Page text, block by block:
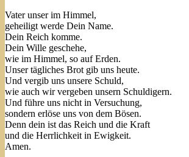
Vater unser im Himmel,
geheiligt werde Dein Name.
Dein Reich komme.
Dein Wille geschehe,
wie im Himmel, so auf Erden.
Unser tägliches Brot gib uns heute.
Und vergib uns unsere Schuld,
wie auch wir vergeben unsern Schuldigern.
Und führe uns nicht in Versuchung,
sondern erlöse uns von dem Bösen.
Denn dein ist das Reich und die Kraft
und die Herrlichkeit in Ewigkeit.
Amen.